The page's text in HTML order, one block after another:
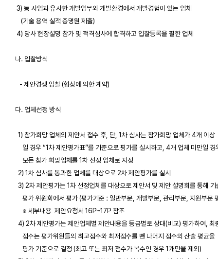
   3) 동 사업과 유사한 개발업무와 개발환경에서 개발경험이 있는 업체
      (기술 용역 실적 증명원 제출)
   4) 당사 현장설명 참가 및 적격심사에 합격하고 입찰등록을 필한 업체
  나. 입찰방식
     - 제안경쟁 입찰 (협상에 의한 계약)
  다. 업체선정 방식
    1) 참가희망 업체의 제안서 접수 후, 단, 1차 심사는 참가희망 업체가 4개 이상
일 경우 “1차 제안평가표”를 기준으로 평가를 실시하고, 4개 업체 미만일 경
       모든 참가 희망업체를 1차 선정 업체로 지정
    2) 1차 심사를 통과한 업체를 대상으로 2차 제안평가를 실시
3) 2차 제안평가는 1차 선정업체를 대상으로 제안서 및 제안 설명회를 통해 기
평가 위원회에서 평가 (평가기준 : 일반부문, 개발부문, 관리부문, 지원부문
       ※ 세부내용  제안요청서 16P~17P 참조
4) 2차 제안평가는 제안업체별 제안내용을 등급별로 상대(비교) 평가하여, 최
       점수는 평가위원들의 최고점수와 최저점수를 뺀 나머지 점수의 산술 평균을
       평가 기준으로 결정 (최고 또는 최저 점수가 복수인 경우 1개만을 제외)